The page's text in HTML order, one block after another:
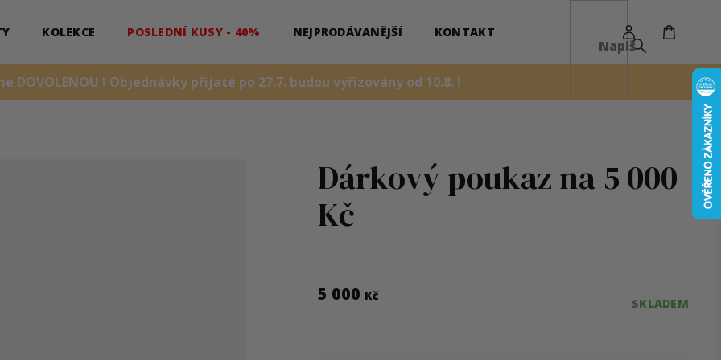
KOŠÍK
KOLEKCE POSLEDNÍ KUSY - 40% NEJPRODÁVANĚJŠÍ KONTAKT
DOVOLENOU ! Objednávky přijaté po 27.7. budou vyřizovány od 10.8. !
Dárkový poukaz na 5 000
Kč
SKLADEM
5 000 Kč